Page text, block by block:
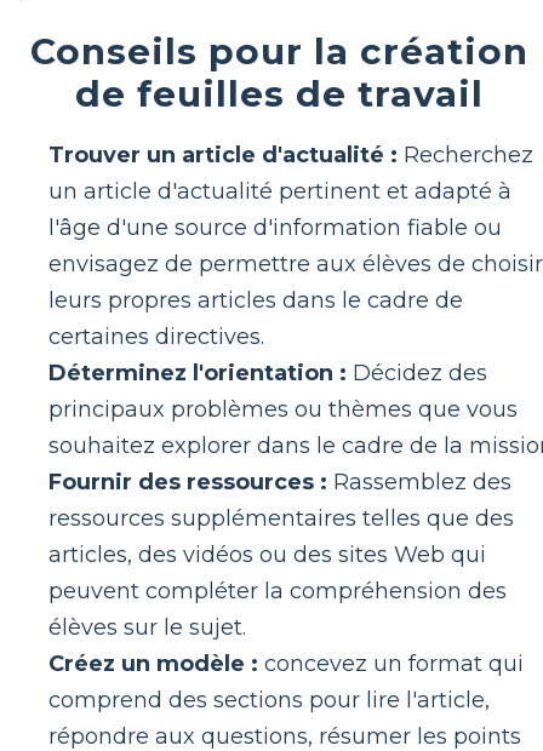
Conseils pour la création
de feuilles de travail
Trouver un article d'actualité : Recherchez
un article d'actualité pertinent et adapté à
l'âge d'une source d'information fiable ou
envisagez de permettre aux élèves de choisir
leurs propres articles dans le cadre de
certaines directives.
Déterminez l'orientation : Décidez des
principaux problèmes ou thèmes que vous
souhaitez explorer dans le cadre de la
Fournir des ressources : Rassemblez des
ressources supplémentaires telles que des
articles, des vidéos ou des sites Web qui
peuvent compléter la compréhension des
élèves sur le sujet.
Créez un modèle : concevez un format qui
comprend des sections pour lire l'article,
répondre aux questions, résumer les points